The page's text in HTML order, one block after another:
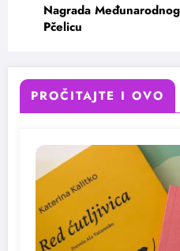
Nagrada
Pčelicu
PROČITAJTE I OVO